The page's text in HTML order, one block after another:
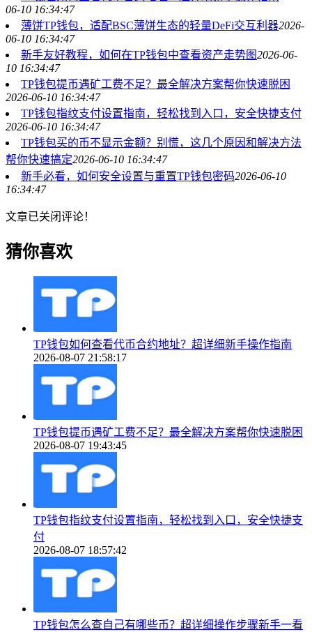
06-10 16:34:47
薄饼TP钱包，适配BSC薄饼生态的轻量DeFi交互利器2026-
06-10 16:34:47
新手友好教程，如何在TP钱包中查看资产走势图2026-06-
10 16:34:47
TP钱包提币遇矿工费不足？最全解决方案帮你快速脱困
2026-06-10 16:34:47
TP钱包指纹支付设置指南，轻松找到入口，安全快捷支付
2026-06-10 16:34:47
TP钱包买的币不显示金额？别慌，这几个原因和解决方法
帮你快速搞定2026-06-10 16:34:47
新手必看，如何安全设置与重置TP钱包密码2026-06-10
16:34:47
文章已关闭评论！
猜你喜欢
TP钱包如何查看代币合约地址？超详细新手操作指南
2026-08-07 21:58:17
TP钱包提币遇矿工费不足？最全解决方案帮你快速脱困
2026-08-07 19:43:45
TP钱包指纹支付设置指南，轻松找到入口，安全快捷支
付
2026-08-07 18:57:42
TP钱包怎么查自己有哪些币？超详细操作步骤新手一看